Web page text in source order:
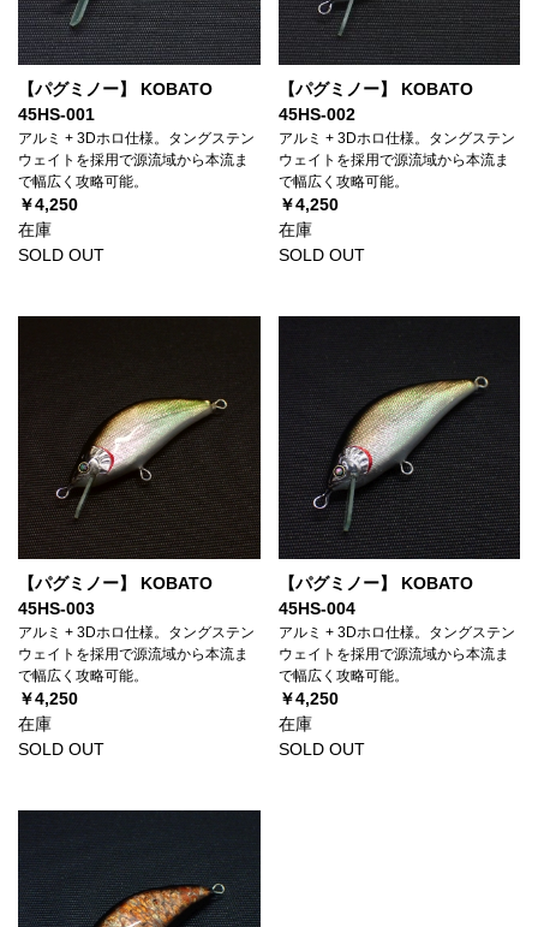
【パグミノー】 KOBATO
45HS-001
アルミ + 3Dホロ仕様。タングステン
ウェイトを採用で源流域から本流ま
で幅広く攻略可能。
￥4,250
在庫
SOLD OUT
【パグミノー】 KOBATO
45HS-002
アルミ + 3Dホロ仕様。タングステン
ウェイトを採用で源流域から本流ま
で幅広く攻略可能。
￥4,250
在庫
SOLD OUT
【パグミノー】 KOBATO
45HS-003
アルミ + 3Dホロ仕様。タングステン
ウェイトを採用で源流域から本流ま
で幅広く攻略可能。
￥4,250
在庫
SOLD OUT
【パグミノー】 KOBATO
45HS-004
アルミ + 3Dホロ仕様。タングステン
ウェイトを採用で源流域から本流ま
で幅広く攻略可能。
￥4,250
在庫
SOLD OUT